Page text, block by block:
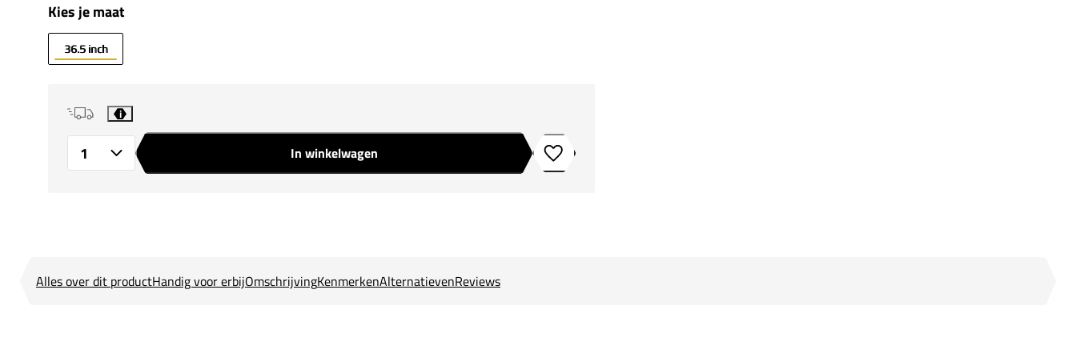
Kies je maat
36.5 inch
i
In winkelwagen Toevoegen aan verlanglijstje
Alles over dit productHandig voor erbijOmschrijvingKenmerkenAlternatievenReviews